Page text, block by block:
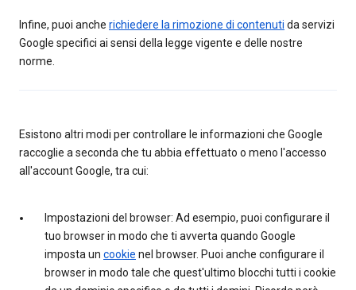
Infine, puoi anche richiedere la rimozione di contenuti da servizi
Google specifici ai sensi della legge vigente e delle nostre
norme.
Esistono altri modi per controllare le informazioni che Google
raccoglie a seconda che tu abbia effettuato o meno l'accesso
all'account Google, tra cui:
Impostazioni del browser: Ad esempio, puoi configurare il
tuo browser in modo che ti avverta quando Google
imposta un cookie nel browser. Puoi anche configurare il
browser in modo tale che quest'ultimo blocchi tutti i cookie